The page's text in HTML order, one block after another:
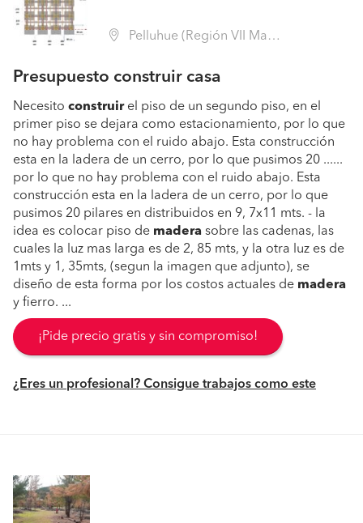
Pelluhue (Región VII Maule - Cauquenes)
Presupuesto construir casa
Necesito construirel piso de un segundo piso, en el
primer piso se dejara como estacionamiento, por lo que
no hay problema con el ruido abajo. Esta construcción
esta en la ladera de un cerro, por lo que pusimos 20 ......
por lo que no hay problema con el ruido abajo. Esta
construcción esta en la ladera de un cerro, por lo que
pusimos 20 pilares en distribuidos en 9, 7x11 mts. - la
idea es colocar piso de madera sobre las cadenas, las
cuales la luz mas larga es de 2, 85 mts, y la otra luz es de
1mts y 1, 35mts, (segun la imagen que adjunto), se
diseño de esta forma por los costos actuales de madera
y fierro. ...
¡Pide precio gratis y sin compromiso!
¿Eres un profesional? Consigue trabajos como este